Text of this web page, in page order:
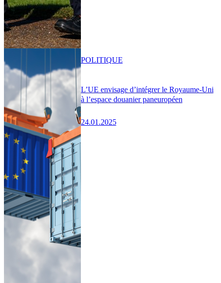
L’UE envisage d’intégrer le Royaume-Uni
à l’espace douanier paneuropéen
24.01.2025
POLITIQUE